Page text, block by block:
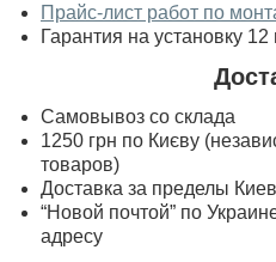
Прайс-лист работ по
Гарантия на установку
Самовывоз со склада
1250 грн по Києву
товаров)
Доставка за пределы
“Новой почтой” по
адресу